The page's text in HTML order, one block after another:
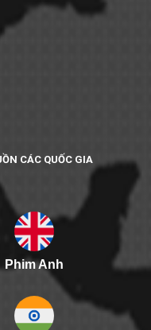
CÁC QUỐC GIA
Phim Anh